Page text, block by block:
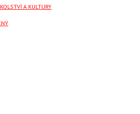
A KULTURY